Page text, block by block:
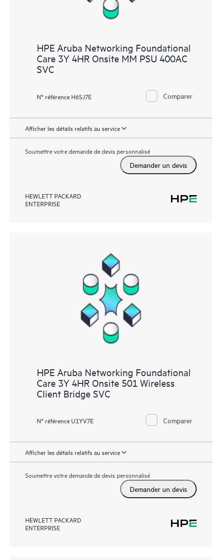
HPE Aruba Networking Foundational
Care 3Y 4HR Onsite MM PSU 400AC
SVC
N° référence H6SJ7E Comparer
Afficher les détails relatifs au service
Soumettre votre demande de devis personnalisé
Demander un devis
HEWLETT PACKARD
ENTERPRISE
HPE Aruba Networking Foundational
Care 3Y 4HR Onsite 501 Wireless
Client Bridge SVC
N° référence U1YV7E Comparer
Afficher les détails relatifs au service
Soumettre votre demande de devis personnalisé
Demander un devis
HEWLETT PACKARD
ENTERPRISE